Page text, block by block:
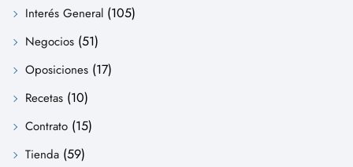
Interés General (105)
Negocios (51)
Oposiciones (17)
Recetas (10)
Contrato (15)
Tienda (59)